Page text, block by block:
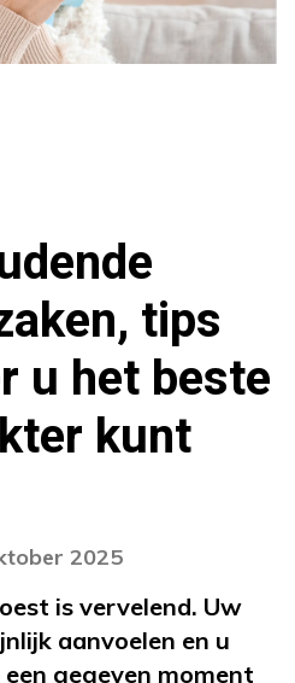
tips
u het beste
kunt
2025
is vervelend. Uw
aanvoelen en u
gegeven moment